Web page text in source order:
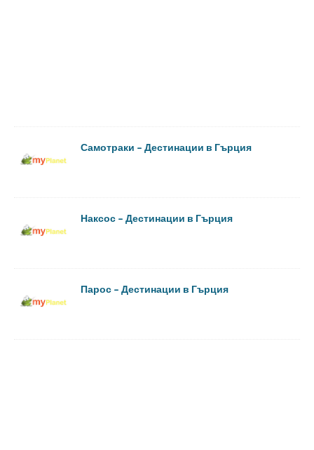
Самотраки – Дестинации в Гърция
Наксос – Дестинации в Гърция
Парос – Дестинации в Гърция